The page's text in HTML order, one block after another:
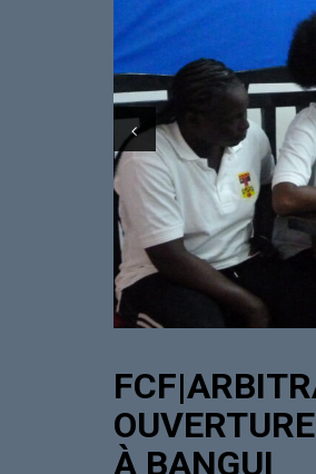
À BANGUI